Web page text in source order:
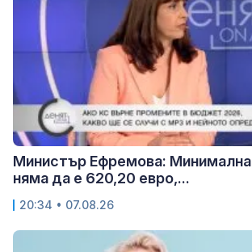
Министър Ефремова:
няма да е 620,20 евро,...
20:34 • 07.08.26